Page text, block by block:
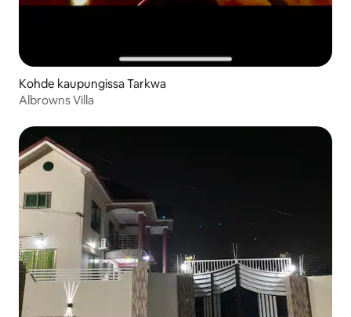
Kohde kaupungissa Tarkwa
Albrowns Villa